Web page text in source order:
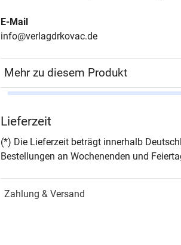
E-Mail
info@verlagdrkovac.de
Mehr zu diesem Produkt
Seiten
Jahr
Lieferzeit
(*) Die Lieferzeit beträgt innerhalb
Bestellungen an Wochenenden und
Zahlung & Versand